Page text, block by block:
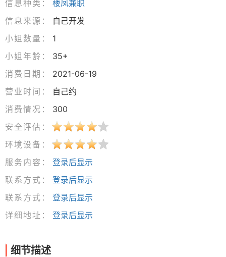
信息种类：
楼凤兼职
信息来源：
自己开发
小姐数量：
1
小姐年龄：
35+
消费日期：
2021-06-19
营业时间：
自己约
消费情况：
300
安全评估：
环境设备：
服务内容：
登录后显示
联系方式：
登录后显示
联系方式：
登录后显示
详细地址：
登录后显示
细节描述